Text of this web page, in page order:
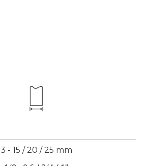
3 - 15 / 20 / 25 mm